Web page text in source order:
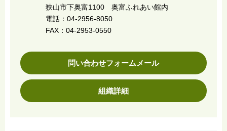
狭山市下奥富1100 奥富ふれあい館内
電話：04-2956-8050
FAX：04-2953-0550
問い合わせフォームメール
組織詳細